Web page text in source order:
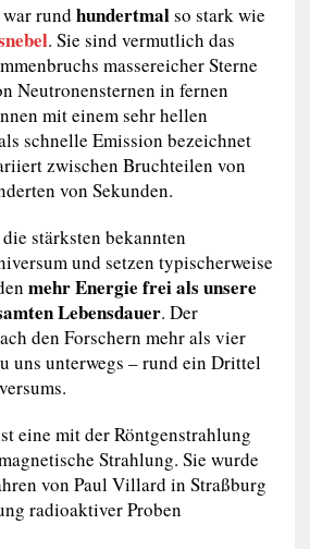
rund hundertmalso stark wie
. Sie sind vermutlich das
massereicher Sterne
Neutronensternen in fernen
mit einem sehr hellen
schnelle Emission bezeichnet
zwischen Bruchteilen von
von Sekunden.
stärksten bekannten
und setzen typischerweise
mehr Energie frei als unsere
Lebensdauer. Der
den Forschern mehr als vier
uns unterwegs – rund ein Drittel
eine mit der Röntgenstrahlung
Strahlung. Sie wurde
von Paul Villard in Straßburg
radioaktiver Proben